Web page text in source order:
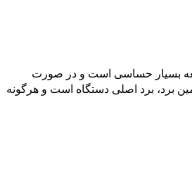
بسیار حساسی است و در صورت
برد، برد اصلی دستگاه است و هرگونه